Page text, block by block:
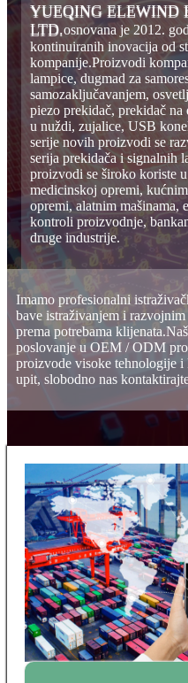
YUEQING ELEWIND
LTD.osnovana je 2012.
kontinuiranih inovacija od
kompanije.Proizvodi
lampice, dugmad za
samozaključavanjem,
piezo prekidač, prekidač na
u nuždi, zujalice, USB
serije novih proizvodi se
serija prekidača i signalnih
proizvodi se široko koriste
medicinskoj opremi,
opremi, alatnim mašinama,
kontroli proizvodnje,
druge industrije.
Imamo profesionalni
bave istraživanjem i
prema potrebama
poslovanje u OEM / ODM
proizvode visoke tehnologije
upit, slobodno nas